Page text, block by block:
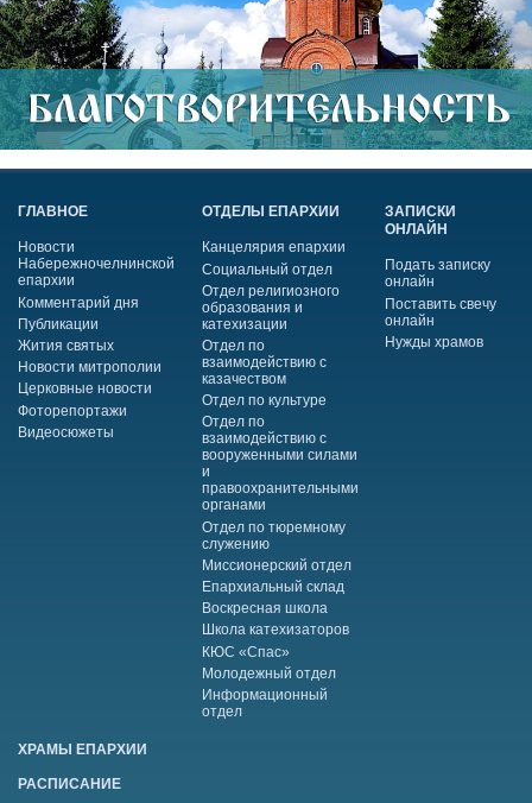
ГЛАВНОЕ
Новости
Набережночелнинской
епархии
Комментарий дня
Публикации
Жития святых
Новости митрополии
Церковные новости
Фоторепортажи
Видеосюжеты
ОТДЕЛЫ ЕПАРХИИ
Канцелярия епархии
Социальный отдел
Отдел религиозного
образования и
катехизации
Отдел по
взаимодействию с
казачеством
Отдел по культуре
Отдел по
взаимодействию с
вооруженными силами
и
правоохранительными
органами
Отдел по тюремному
служению
Миссионерский отдел
Епархиальный склад
Воскресная школа
Школа катехизаторов
КЮС «Спас»
Молодежный отдел
Информационный
отдел
ЗАПИСКИ
ОНЛАЙН
Подать записку
онлайн
Поставить свечу
онлайн
Нужды храмов
ХРАМЫ ЕПАРХИИ
РАСПИСАНИЕ